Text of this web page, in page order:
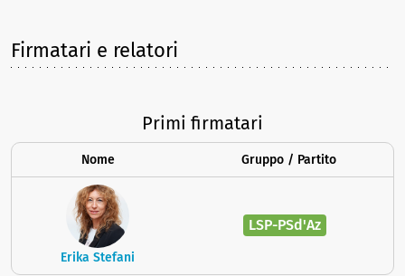
Firmatari e relatori
Primi firmatari
Nome Gruppo / Partito
Erika Stefani
LSP-PSd'Az